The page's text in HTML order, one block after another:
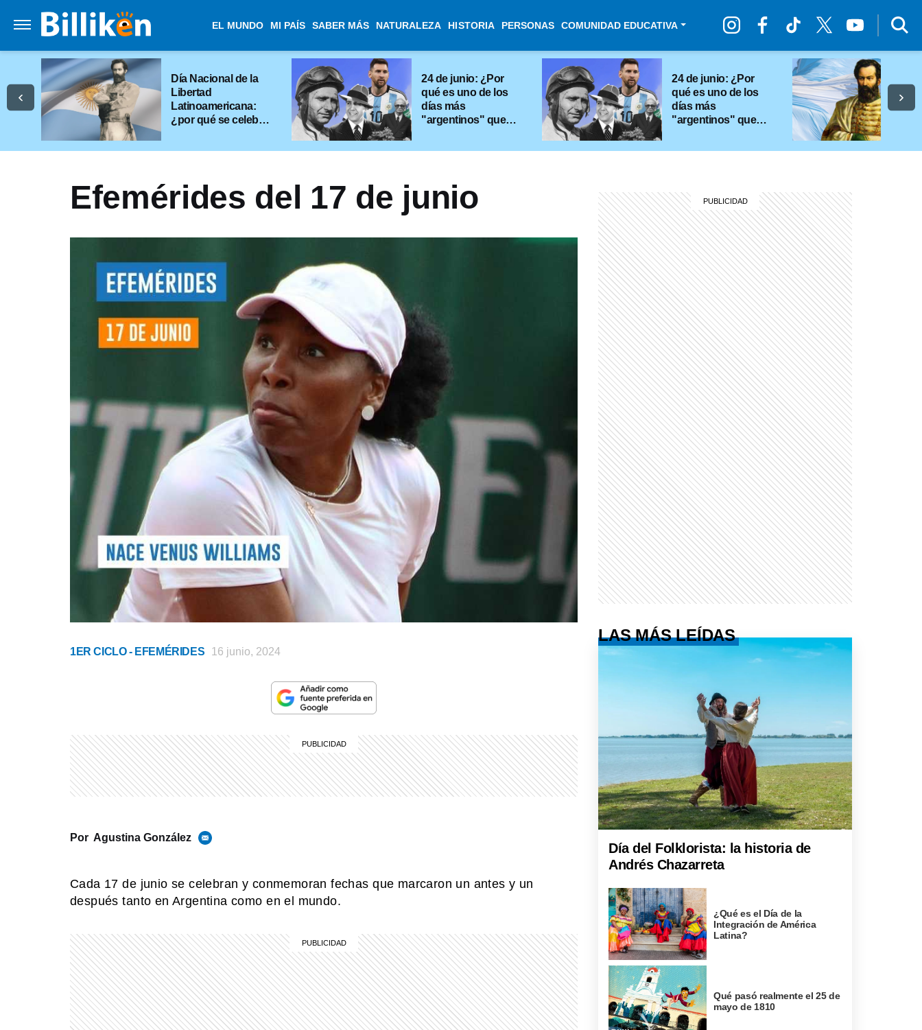
EL MUNDO MI PAÍS SABER MÁS NATURALEZA HISTORIA PERSONAS COMUNIDAD EDUCATIVA
Día Nacional de la
Libertad
Latinoamericana:
¿por qué se celebra
24 de junio: ¿Por
qué es uno de los
días más
"argentinos" que
24 de junio: ¿Por
qué es uno de los
días más
"argentinos" que
Efemérides del 17 de junio
1ER CICLO - EFEMÉRIDES 16 junio, 2024
Por Agustina González
Cada 17 de junio se celebran y conmemoran fechas que marcaron un antes y un
después tanto en Argentina como en el mundo.
LAS MÁS LEÍDAS
Día del Folklorista: la historia de
Andrés Chazarreta
¿Qué es el Día de la
Integración de América
Latina?
Qué pasó realmente el 25 de
mayo de 1810